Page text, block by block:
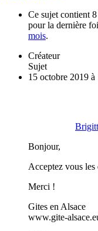
Ce sujet contient
pour la dernière
mois.
Créateur
Sujet
15 octobre 2019
Bonjour,
Acceptez vous les
Merci !
Gites en Alsace
www.gite-